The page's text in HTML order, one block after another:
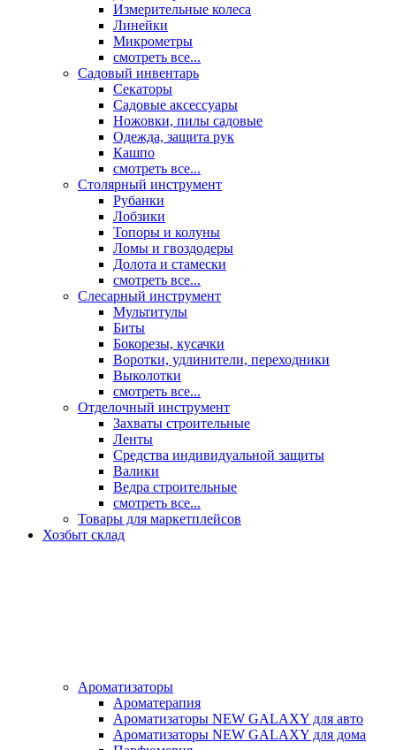
Измерительные колеса
Линейки
Микрометры
смотреть все...
Садовый инвентарь
Секаторы
Садовые аксессуары
Ножовки, пилы садовые
Одежда, защита рук
Кашпо
смотреть все...
Столярный инструмент
Рубанки
Лобзики
Топоры и колуны
Ломы и гвоздодеры
Долота и стамески
смотреть все...
Слесарный инструмент
Мультитулы
Биты
Бокорезы, кусачки
Воротки, удлинители, переходники
Выколотки
смотреть все...
Отделочный инструмент
Захваты строительные
Ленты
Средства индивидуальной защиты
Валики
Ведра строительные
смотреть все...
Товары для маркетплейсов
Хозбыт склад
Ароматизаторы
Ароматерапия
Ароматизаторы NEW GALAXY для авто
Ароматизаторы NEW GALAXY для дома